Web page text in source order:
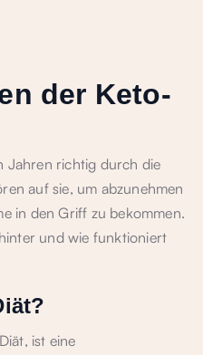
der Keto-
Jahren richtig durch die
auf sie, um abzunehmen
in den Griff zu bekommen.
und wie funktioniert
ist eine